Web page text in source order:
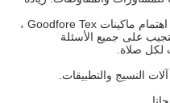
5. أفضل خدمة: إرضاء العميل هو دائمًا اهتمام ماكينات Goodfore Tex ،
على جميع الأسئلة
لكل صلاة.